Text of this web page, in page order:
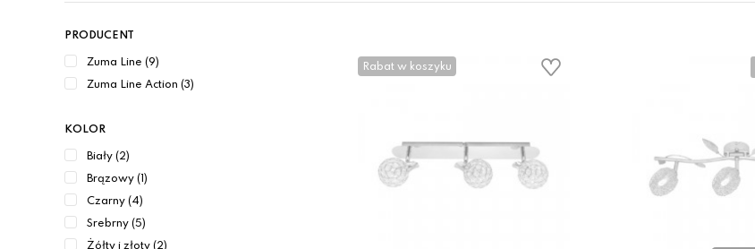
PRODUCENT
Zuma Line (9)
Zuma Line Action (3)
KOLOR
Biały (2)
Brązowy (1)
Czarny (4)
Srebrny (5)
Żółty i złoty (2)
Rabat w koszyku